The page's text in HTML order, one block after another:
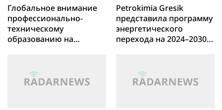
Глобальное внимание
профессионально-
техническому
образованию на
Petrokimia Gresik
представила программу
энергетического
перехода на 2024–2030